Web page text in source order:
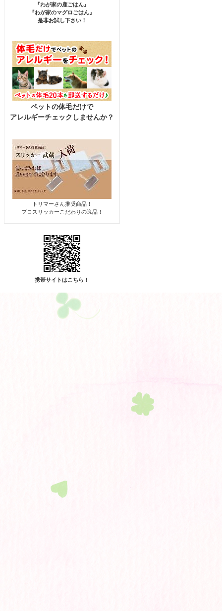
『わが家の鹿ごはん』
『わが家のマグロごはん』
是非お試し下さい！
ペットの体毛だけで
アレルギーチェックしませんか？
トリマーさん推奨商品！
プロスリッカーこだわりの逸品！
携帯サイトはこちら！